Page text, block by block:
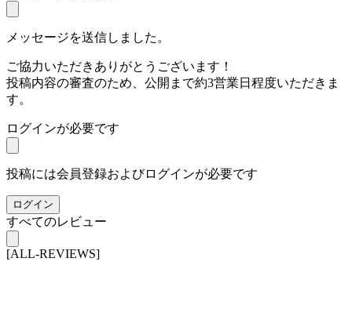
メッセージを送信しました。
ご協力いただきありがとうございます！
投稿内容の審査のため、公開まで約3営業日程度いただきま
す。
ログインが必要です
投稿には会員登録およびログインが必要です
ログイン
すべてのレビュー
[ALL-REVIEWS]